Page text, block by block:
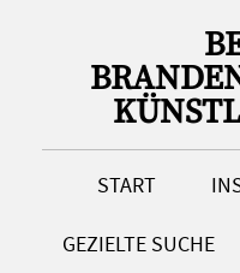
START
GEZIELTE SUCHE